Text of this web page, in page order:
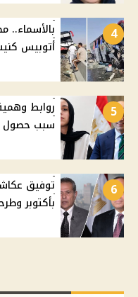
4
أتوبيس
5
روابط
سبب حصول ريم محمد
6
بأكتوبر